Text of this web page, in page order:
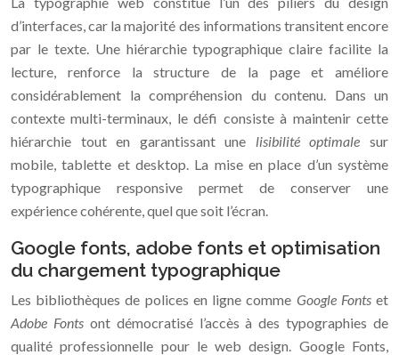
d’interfaces, car la majorité des informations transitent encore
par le texte. Une hiérarchie typographique claire facilite la
lecture, renforce la structure de la page et améliore
considérablement la compréhension du contenu. Dans un
contexte multi-terminaux, le défi consiste à maintenir cette
hiérarchie tout en garantissant une lisibilité optimale sur
mobile, tablette et desktop. La mise en place d’un système
typographique responsive permet de conserver une
expérience cohérente, quel que soit l’écran.
Google fonts, adobe fonts et optimisation
du chargement typographique
Les bibliothèques de polices en ligne comme Google Fontset
Adobe Fontsont démocratisé l’accès à des typographies de
qualité professionnelle pour le web design. Google Fonts,